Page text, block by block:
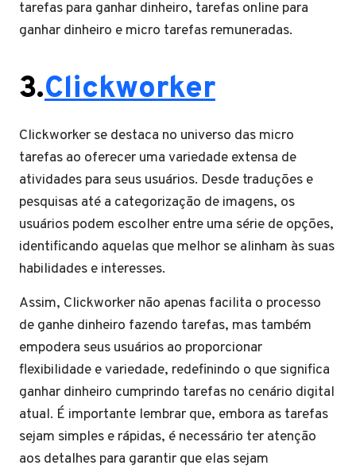
tarefas para ganhar dinheiro, tarefas online para
ganhar dinheiro e micro tarefas remuneradas.
3.Clickworker
Clickworker se destaca no universo das micro
tarefas ao oferecer uma variedade extensa de
atividades para seus usuários. Desde traduções e
pesquisas até a categorização de imagens, os
usuários podem escolher entre uma série de opções,
identificando aquelas que melhor se alinham às suas
habilidades e interesses.
Assim, Clickworker não apenas facilita o processo
de ganhe dinheiro fazendo tarefas, mas também
empodera seus usuários ao proporcionar
flexibilidade e variedade, redefinindo o que significa
ganhar dinheiro cumprindo tarefas no cenário digital
atual. É importante lembrar que, embora as tarefas
sejam simples e rápidas, é necessário ter atenção
aos detalhes para garantir que elas sejam